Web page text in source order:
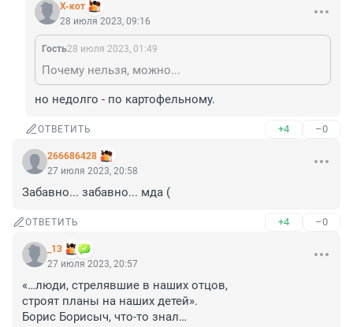
X-кот
28 июля 2023, 09:16
Гость28 июля 2023, 01:49
Почему нельзя, можно...
но недолго - по картофельному.
ОТВЕТИТЬ +4 –0
266686428
27 июля 2023, 20:58
Забавно... забавно... мда (
ОТВЕТИТЬ +4 –0
_13
27 июля 2023, 20:57
«…люди, стрелявшие в наших отцов,
строят планы на наших детей».
Борис Борисыч, что-то знал…